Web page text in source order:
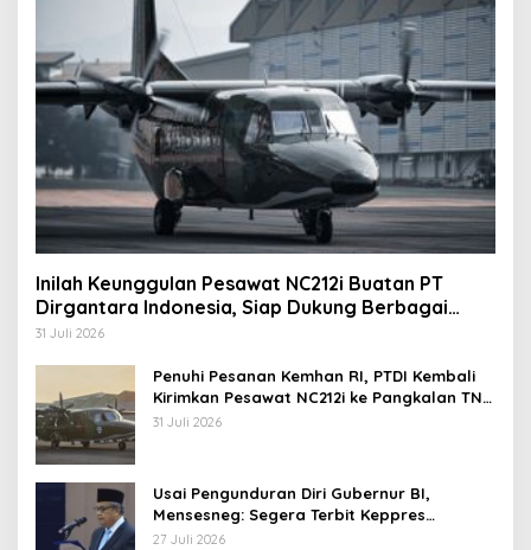
Inilah Keunggulan Pesawat NC212i Buatan PT
Dirgantara Indonesia, Siap Dukung Berbagai
Operasi TNI
31 Juli 2026
Penuhi Pesanan Kemhan RI, PTDI Kembali
Kirimkan Pesawat NC212i ke Pangkalan TNI
AU
31 Juli 2026
Usai Pengunduran Diri Gubernur BI,
Mensesneg: Segera Terbit Keppres
Pemberhentian dengan Hormat
27 Juli 2026